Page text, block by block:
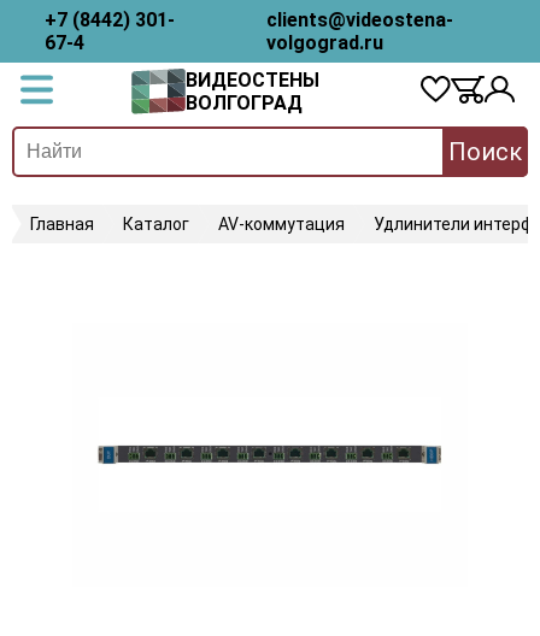
+7 (8442) 301-
67-4
clients@videostena-
volgograd.ru
ВИДЕОСТЕНЫ
ВОЛГОГРАД
Поиск
Главная Каталог AV-коммутация Удлинители